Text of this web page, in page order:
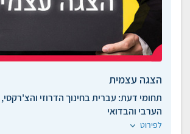
הצגה עצמית
תחומי דעת: עברית בחינוך הדרוזי
הערבי והבדואי
לפירוט